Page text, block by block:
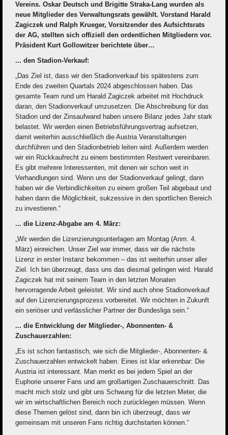
Vereins. Oskar Deutsch und Brigitte Straka-Lang wurden als
neue Mitglieder des Verwaltungsrats gewählt. Vorstand Harald
Zagiczek und Ralph Krueger, Vorsitzender des Aufsichtsrats
der AG, stellten sich offiziell den ordentlichen Mitgliedern vor.
Präsident Kurt Gollowitzer berichtete über…
... den Stadion-Verkauf:
„Das Ziel ist, dass wir den Stadionverkauf bis spätestens zum
Ende des zweiten Quartals 2024 abgeschlossen haben. Das
gesamte Team rund um Harald Zagiczek arbeitet mit Hochdruck
daran, den Stadionverkauf umzusetzen. Die Abschreibung für das
Stadion und der Zinsaufwand haben unsere Bilanz jedes Jahr stark
belastet. Wir werden einen Betriebsführungsvertrag aufsetzen,
damit weiterhin ausschließlich die Austria Veranstaltungen
durchführen und den Stadionbetrieb leiten wird. Außerdem werden
wir ein Rückkaufrecht zu einem bestimmten Restwert vereinbaren.
Es gibt mehrere Interessenten, mit denen wir schon weit in
Verhandlungen sind. Wenn uns der Stadionverkauf gelingt, dann
haben wir die Verbindlichkeiten zu einem großen Teil abgebaut und
haben dann die Möglichkeit, sukzessive in den sportlichen Bereich
zu investieren.“
... die Lizenz-Abgabe am 4. März:
„Wir werden die Lizenzierungsunterlagen am Montag (Anm. 4.
März) einreichen. Unser Ziel war immer, dass wir die nächste
Lizenz in erster Instanz bekommen – das ist weiterhin unser aller
Ziel. Ich bin überzeugt, dass uns das diesmal gelingen wird. Harald
Zagiczek hat mit seinem Team in den letzten Monaten
hervorragende Arbeit geleistet. Wir sind auch ohne Stadionverkauf
auf den Lizenzierungsprozess vorbereitet. Wir möchten in Zukunft
ein seriöser und verlässlicher Partner der Bundesliga sein.“
... die Entwicklung der Mitglieder-, Abonnenten- &
Zuschauerzahlen:
„Es ist schon fantastisch, wie sich die Mitglieder-, Abonnenten- &
Zuschauerzahlen entwickelt haben. Eines ist klar erkennbar: Die
Austria ist interessant. Man merkt es bei jedem Spiel an der
Euphorie unserer Fans und am großartigen Zuschauerschnitt. Das
macht mich stolz und gibt uns Schwung für die letzten Meter, die
wir im wirtschaftlichen Bereich noch zurücklegen müssen. Wenn
diese Themen gelöst sind, dann bin ich überzeugt, dass wir
gemeinsam mit unseren Fans richtig durchstarten können.“